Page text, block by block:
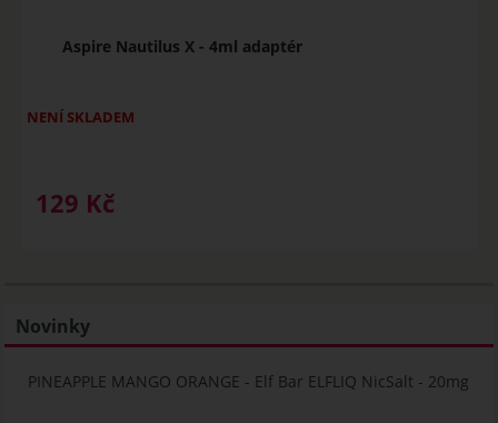
Aspire Nautilus X - 4ml adaptér
NENÍ SKLADEM
129 Kč
Novinky
PINEAPPLE MANGO ORANGE - Elf Bar ELFLIQ NicSalt - 20mg